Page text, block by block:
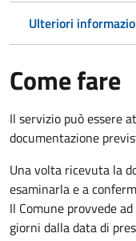
Ulteriori
Come fare
Il servizio può essere
documentazione
Una volta ricevuta la
esaminarla e a
Il Comune provvede
giorni dalla data di